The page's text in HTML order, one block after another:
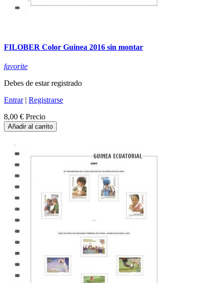
FILOBER Color Guinea 2016 sin montar
favorite
Debes de estar registrado
Entrar| Registrarse
8,00 € Precio
Añadir al carrito